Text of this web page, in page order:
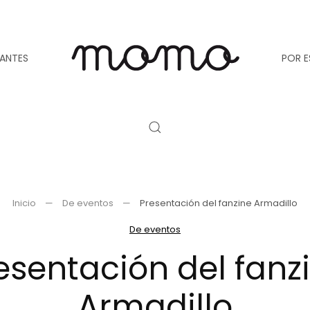
POR
Inicio De eventos
Presentación del fanzine Armadillo
De eventos
del